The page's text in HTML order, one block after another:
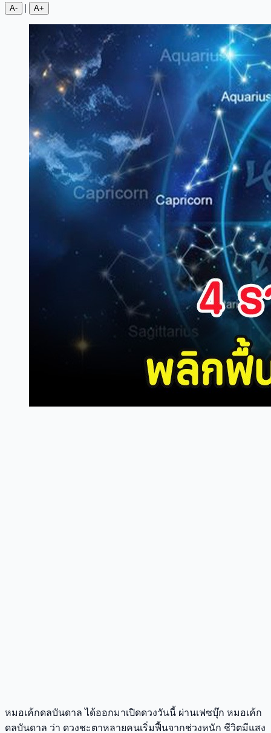
A- | A+
หมอเค้กดลบันดาล ได้ออกมาเปิดดวงวันนี้ ผ่านเฟซบุ๊ก หมอเค้ก
ดลบันดาล ว่า ดวงชะตาหลายคนเริ่มฟื้นจากช่วงหนัก ชีวิตมีแสง